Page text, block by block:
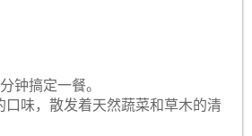
钟搞定一餐。
口味，散发着天然蔬菜和草木的清